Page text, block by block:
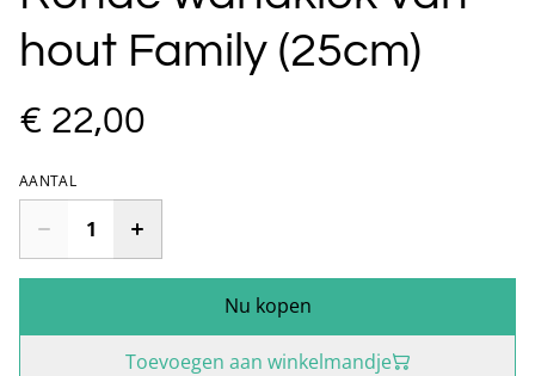
hout Family (25cm)
€ 22,00
AANTAL
Nu kopen
Toevoegen aan winkelmandje